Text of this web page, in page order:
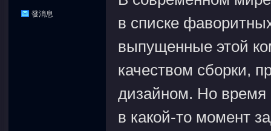
發消息
в списке
выпущенные этой
качеством сборки,
дизайном. Но время
в какой-то момент